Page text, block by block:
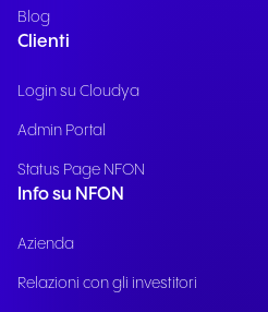
Blog
Clienti
Login su Cloudya
Admin Portal
Status Page NFON
Info su NFON
Azienda
Relazioni con gli investitori